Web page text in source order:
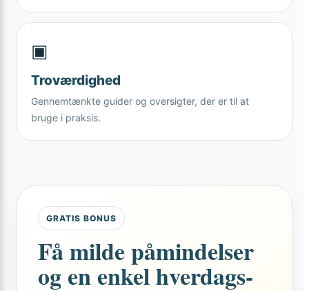
▣
Troværdighed
Gennemtænkte guider og oversigter, der er til at
bruge i praksis.
GRATIS BONUS
Få milde påmindelser
og en enkel hverdags-